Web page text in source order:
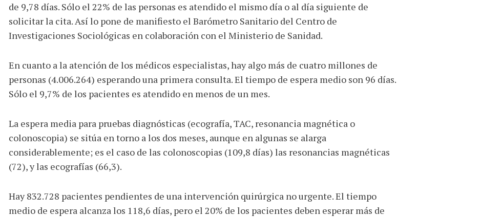
de 9,78 días. Sólo el 22% de las personas es atendido el mismo día o al día siguiente de
solicitar la cita. Así lo pone de manifiesto el Barómetro Sanitario del Centro de
Investigaciones Sociológicas en colaboración con el Ministerio de Sanidad.
En cuanto a la atención de los médicos especialistas, hay algo más de cuatro millones de
personas (4.006.264) esperando una primera consulta. El tiempo de espera medio son 96 días.
Sólo el 9,7% de los pacientes es atendido en menos de un mes.
La espera media para pruebas diagnósticas (ecografía, TAC, resonancia magnética o
colonoscopia) se sitúa en torno a los dos meses, aunque en algunas se alarga
considerablemente; es el caso de las colonoscopias (109,8 días) las resonancias magnéticas
(72), y las ecografías (66,3).
Hay 832.728 pacientes pendientes de una intervención quirúrgica no urgente. El tiempo
medio de espera alcanza los 118,6 días, pero el 20% de los pacientes deben esperar más de